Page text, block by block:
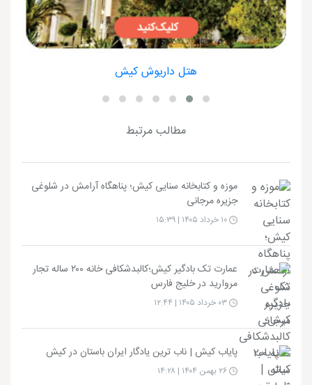
هتل داریوش کیش
مطالب مرتبط
موزه و کتابخانه سنایی کیش؛ پناهگاه آرامش در شلوغی
جزیره مرجانی
عمارت تک بادگیر کیش؛کالبدشکافی خانه ۲۰۰ ساله تجار
مروارید در خلیج فارس
پایاب کیش | ناب ترین یادگار ایران باستان در کیش